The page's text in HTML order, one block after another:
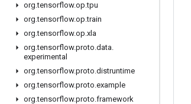
org.tensorflow.op.tpu
org.tensorflow.op.train
org.tensorflow.op.xla
org.tensorflow.proto.data.
experimental
org.tensorflow.proto.distruntime
org.tensorflow.proto.example
org.tensorflow.proto.framework